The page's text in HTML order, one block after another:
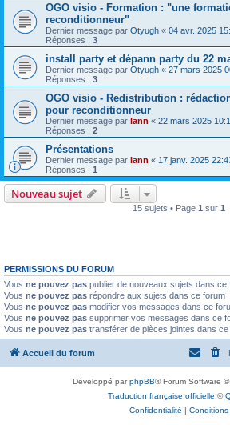
OGO visio - Formation : "une
reconditionneur"
Dernier message par Otyugh « 04 avr. 2025
Réponses : 3
install party et dépann party du 22
Dernier message par Otyugh « 27 mars 2025
Réponses : 3
OGO visio - Redistribution :
pour reconditionneur
Dernier message par lann « 22 mars 2025
Réponses : 2
Présentations
Dernier message par lann « 17 janv. 2025
Réponses : 1
Nouveau sujet
15 sujets • Page 1 sur 1
PERMISSIONS DU FORUM
Vous ne pouvez pas publier de nouveaux sujets dans ce
Vous ne pouvez pas répondre aux sujets dans ce forum
Vous ne pouvez pas modifier vos messages dans ce
Vous ne pouvez pas supprimer vos messages dans ce
Vous ne pouvez pas transférer de pièces jointes dans ce
Accueil du forum
Développé parphpBB® Forum Software
Traduction française officielle ©
Confidentialité
Conditions